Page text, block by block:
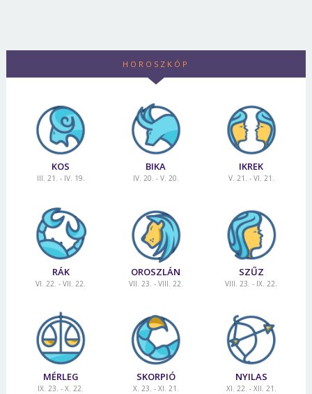
HOROSZKÓP
KOS
III. 21. - IV. 19.
BIKA
IV. 20. - V. 20.
IKREK
V. 21. - VI. 21.
RÁK
VI. 22. - VII. 22.
OROSZLÁN
VII. 23. - VIII. 22.
SZŰZ
VIII. 23. - IX. 22.
MÉRLEG
IX. 23. - X. 22.
SKORPIÓ
X. 23. - XI. 21.
NYILAS
XI. 22. - XII. 21.